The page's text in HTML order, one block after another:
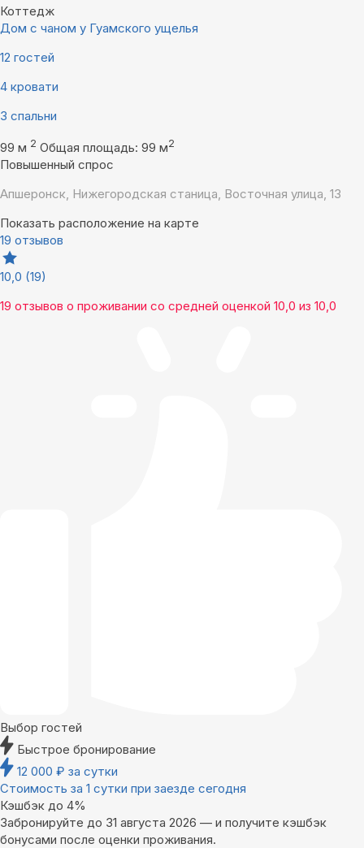
Коттедж
Дом с чаном у Гуамского ущелья
12 гостей
4 кровати
3 спальни
99 м 2 Общая площадь: 99 м2
Повышенный спрос
Апшеронск, Нижегородская станица, Восточная улица, 13
Показать расположение на карте
19 отзывов
10,0 (19)
19 отзывов о проживании со средней оценкой 10,0 из 10,0
Выбор гостей
Быстрое бронирование
12 000 ₽ за сутки
Стоимость за 1 сутки при заезде сегодня
Кэшбэк до 4%
Забронируйте до 31 августа 2026 — и получите кэшбэк
бонусами после оценки проживания.